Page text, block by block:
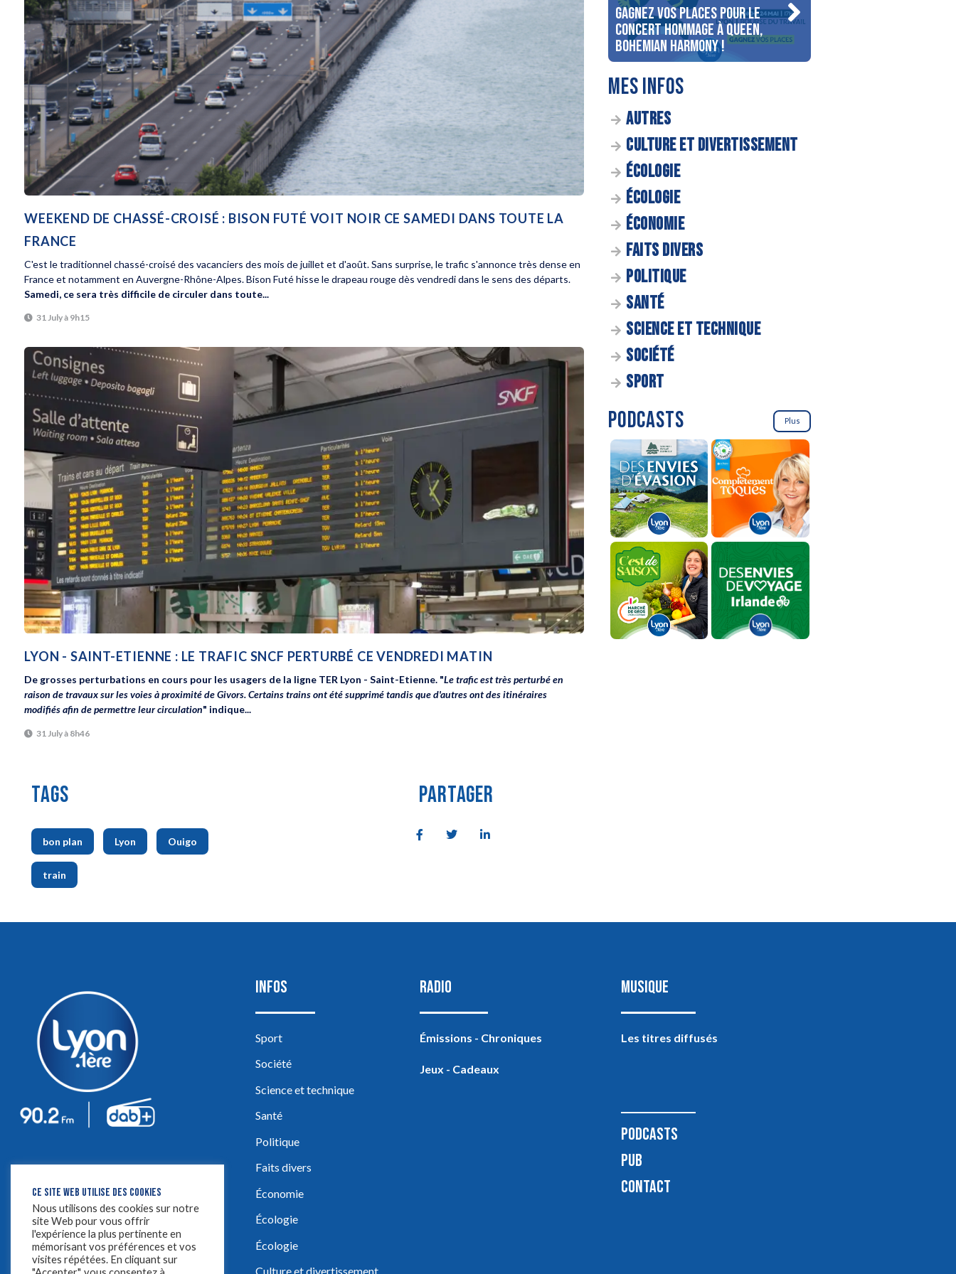
WEEKEND DE CHASSÉ-CROISÉ : BISON FUTÉ VOIT NOIR CE SAMEDI DANS TOUTE LA
FRANCE
C'est le traditionnel chassé-croisé des vacanciers des mois de juillet et d'août. Sans surprise, le trafic s'annonce très dense en
France et notamment en Auvergne-Rhône-Alpes. Bison Futé hisse le drapeau rouge dès vendredi dans le sens des départs.
Samedi, ce sera très difficile de circuler dans toute...
31 July à 9h15
LYON - SAINT-ETIENNE : LE TRAFIC SNCF PERTURBÉ CE VENDREDI MATIN
De grosses perturbations en cours pour les usagers de la ligne TER Lyon - Saint-Etienne. "Le trafic est très perturbé en
raison de travaux sur les voies à proximité de Givors. Certains trains ont été supprimé tandis que d'autres ont des itinéraires
modifiés afin de permettre leur circulation" indique...
31 July à 8h46
TAGS
bon plan
,
Lyon
,
Ouigo
train
PARTAGER
Gagnez vos places pour le
concert Hommage à Queen,
Bohemian Harmony !
MES INFOS
AUTRES
CULTURE ET DIVERTISSEMENT
ÉCOLOGIE
ÉCOLOGIE
ÉCONOMIE
FAITS DIVERS
POLITIQUE
SANTÉ
SCIENCE ET TECHNIQUE
SOCIÉTÉ
SPORT
PODCASTS Plus
INFOS
Sport
Société
Science et technique
Santé
Politique
Faits divers
Économie
Écologie
Écologie
Culture et divertissement
RADIO
Émissions - Chroniques
Jeux - Cadeaux
MUSIQUE
Les titres diffusés
PODCASTS
PUB
CONTACT
CE SITE WEB UTILISE DES COOKIES
Nous utilisons des cookies sur notre
site Web pour vous offrir
l'expérience la plus pertinente en
mémorisant vos préférences et vos
visites répétées. En cliquant sur